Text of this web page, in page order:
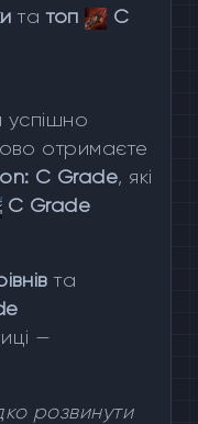
татоп
C
успішно
отримаєте
C Grade, які
C Grade
та
—
розвинути